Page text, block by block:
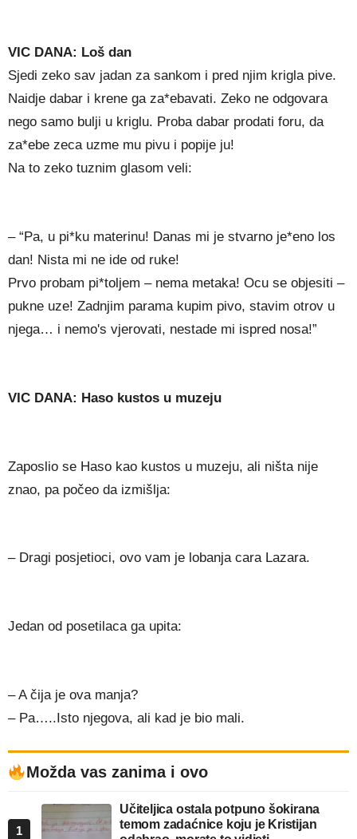
VIC DANA: Loš dan
Sjedi zeko sav jadan za sankom i pred njim krigla pive.
Naidje dabar i krene ga za*ebavati. Zeko ne odgovara
nego samo bulji u kriglu. Proba dabar prodati foru, da
za*ebe zeca uzme mu pivu i popije ju!
Na to zeko tuznim glasom veli:
– “Pa, u pi*ku materinu! Danas mi je stvarno je*eno los
dan! Nista mi ne ide od ruke!
Prvo probam pi*toljem – nema metaka! Ocu se objesiti –
pukne uze! Zadnjim parama kupim pivo, stavim otrov u
njega… i nemo's vjerovati, nestade mi ispred nosa!”
VIC DANA: Haso kustos u muzeju
Zaposlio se Haso kao kustos u muzeju, ali ništa nije
znao, pa počeo da izmišlja:
– Dragi posjetioci, ovo vam je lobanja cara Lazara.
Jedan od posetilaca ga upita:
– A čija je ova manja?
– Pa…..Isto njegova, ali kad je bio mali.
Možda vas zanima i ovo
1
Učiteljica ostala potpuno šokirana
temom zadaćnice koju je Kristijan